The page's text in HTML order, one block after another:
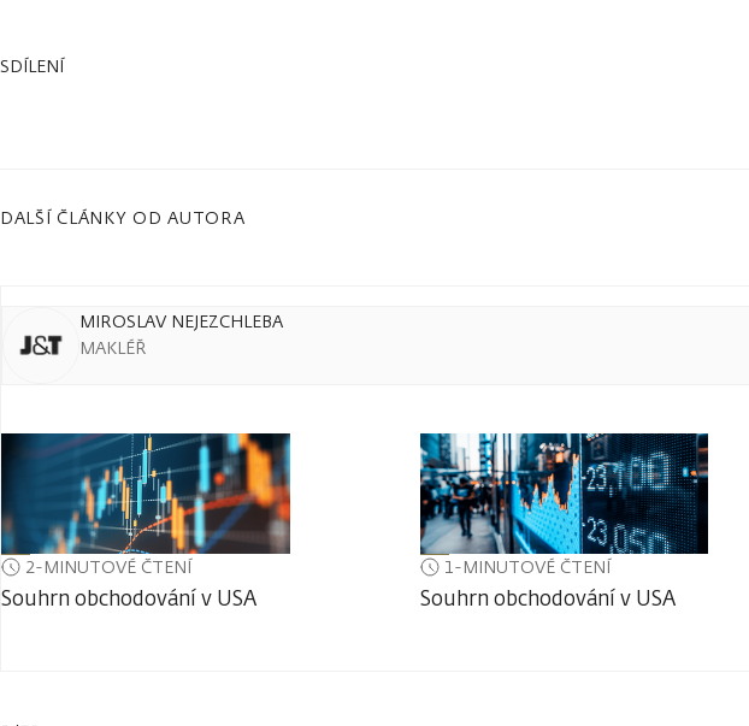
SDÍLENÍ
DALŠÍ ČLÁNKY OD AUTORA
MIROSLAV NEJEZCHLEBA
MAKLÉŘ
2-MINUTOVÉ ČTENÍ
Souhrn obchodování v USA
1-MINUTOVÉ ČTENÍ
Souhrn obchodování v USA